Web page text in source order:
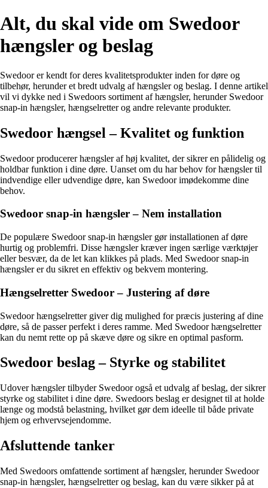
Alt, du skal vide om Swedoor
hængsler og beslag
Swedoor er kendt for deres kvalitetsprodukter inden for døre og
tilbehør, herunder et bredt udvalg af hængsler og beslag. I denne artikel
vil vi dykke ned i Swedoors sortiment af hængsler, herunder Swedoor
snap-in hængsler, hængselretter og andre relevante produkter.
Swedoor hængsel – Kvalitet og funktion
Swedoor producerer hængsler af høj kvalitet, der sikrer en pålidelig og
holdbar funktion i dine døre. Uanset om du har behov for hængsler til
indvendige eller udvendige døre, kan Swedoor imødekomme dine
behov.
Swedoor snap-in hængsler – Nem installation
De populære Swedoor snap-in hængsler gør installationen af døre
hurtig og problemfri. Disse hængsler kræver ingen særlige værktøjer
eller besvær, da de let kan klikkes på plads. Med Swedoor snap-in
hængsler er du sikret en effektiv og bekvem montering.
Hængselretter Swedoor – Justering af døre
Swedoor hængselretter giver dig mulighed for præcis justering af dine
døre, så de passer perfekt i deres ramme. Med Swedoor hængselretter
kan du nemt rette op på skæve døre og sikre en optimal pasform.
Swedoor beslag – Styrke og stabilitet
Udover hængsler tilbyder Swedoor også et udvalg af beslag, der sikrer
styrke og stabilitet i dine døre. Swedoors beslag er designet til at holde
længe og modstå belastning, hvilket gør dem ideelle til både private
hjem og erhvervsejendomme.
Afsluttende tanker
Med Swedoors omfattende sortiment af hængsler, herunder Swedoor
snap-in hængsler, hængselretter og beslag, kan du være sikker på at